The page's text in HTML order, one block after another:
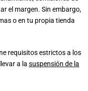
el margen. Sin embargo,
o en tu propia tienda
requisitos estrictos a los
a la suspensión de la